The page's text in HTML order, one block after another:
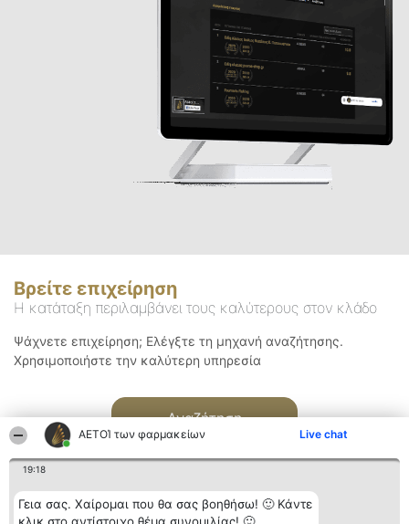
ΑΕΤΟΊ των φαρμακείων Live chat
19:18
Γεια σας. Χαίρομαι που θα σας βοηθήσω! 🙂 Κάντε
Βρείτε επιχείρηση
Η κατάταξη περιλαμβάνει τους καλύτερους στον κλάδο
Ψάχνετε επιχείρηση; Ελέγξτε τη μηχανή αναζήτησης.
Χρησιμοποιήστε την καλύτερη υπηρεσία
Αναζήτηση